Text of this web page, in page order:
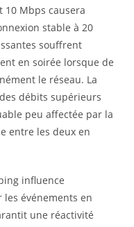
10 Mbps causera
stable à 20
souffrent
en soirée lorsque de
le réseau. La
débits supérieurs
peu affectée par la
entre les deux en
influence
les événements en
une réactivité